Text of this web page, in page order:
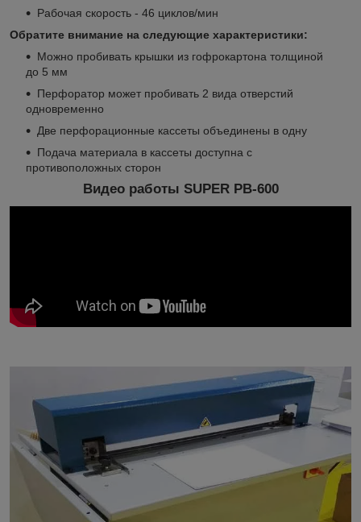
Рабочая скорость - 46 циклов/мин
Обратите внимание на следующие характеристики:
Можно пробивать крышки из гофрокартона толщиной
до 5 мм
Перфоратор может пробивать 2 вида отверстий
одновременно
Две перфорационные кассеты объединены в одну
Подача материала в кассеты доступна с
противоположных сторон
Видео работы SUPER PB-600